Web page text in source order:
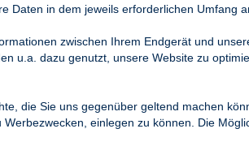
Daten in dem jeweils erforderlichen Umfang
zwischen Ihrem Endgerät und
u.a. dazu genutzt, unsere Website zu
die Sie uns gegenüber geltend machen
einlegen zu können. Die